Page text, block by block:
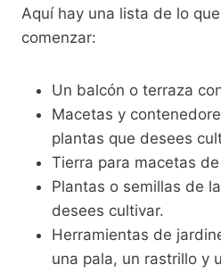
Aquí hay una lista de lo
comenzar:
Un balcón o terraza
Macetas y
plantas que desees
Tierra para macetas
Plantas o semillas de
desees cultivar.
Herramientas de
una pala, un rastrillo y